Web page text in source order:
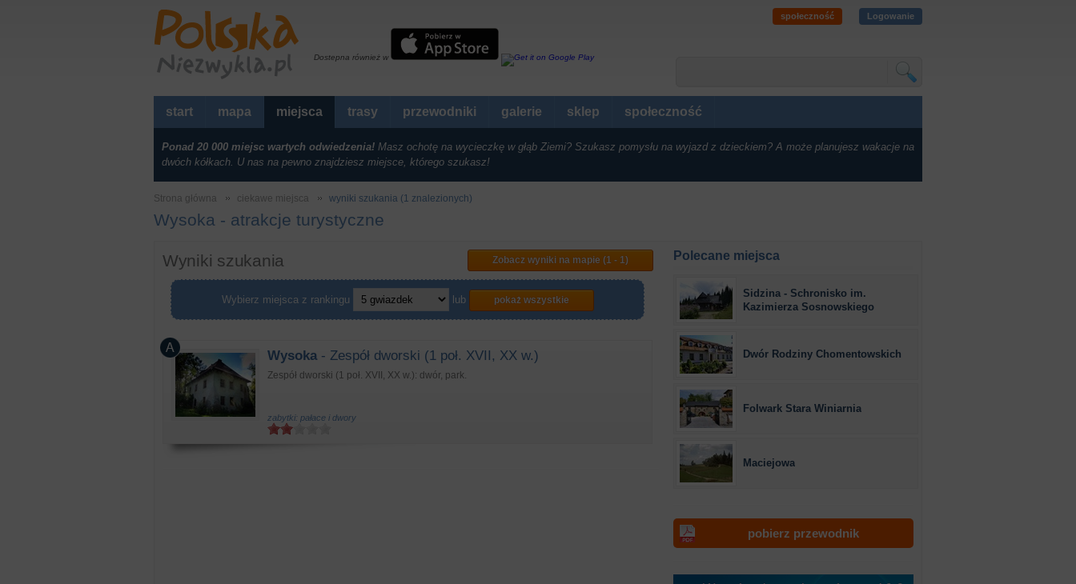
Dostepna również w
społeczność Logowanie
start mapa miejsca trasy przewodniki galerie sklep społeczność
Ponad 20 000 miejsc wartych odwiedzenia! Masz ochotę na wycieczkę w głąb Ziemi? Szukasz pomysłu na wyjazd z dzieckiem? A może planujesz wakacje na
dwóch kółkach. U nas na pewno znajdziesz miejsce, którego szukasz!
Strona główna ciekawe miejsca wyniki szukania (1 znalezionych)
Wysoka - atrakcje turystyczne
Wyniki szukania Zobacz wyniki na mapie (1 - 1)
Wybierz miejsca z rankingu lub pokaż wszystkie
Wysoka- Zespół dworski (1 poł. XVII, XX w.)
Zespół dworski (1 poł. XVII, XX w.): dwór, park.
zabytki: pałace i dwory
Polecane miejsca
Sidzina - Schronisko im.
Kazimierza Sosnowskiego
Dwór Rodziny Chomentowskich
Folwark Stara Winiarnia
Maciejowa